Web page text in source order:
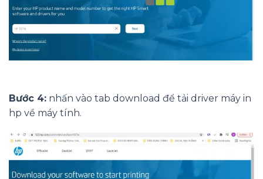
Bước 4: nhấn vào tab download để tải driver máy in
hp về máy tính.